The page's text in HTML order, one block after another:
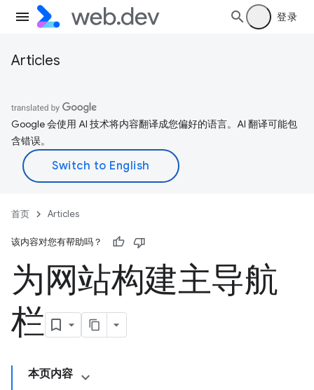
登录
Articles
Google 会使用 AI 技术将内容翻译成您偏好的语言。AI 翻译可能包
含错误。
首页 Articles
该内容对您有帮助吗？
为网站构建主导航
栏
本页内容